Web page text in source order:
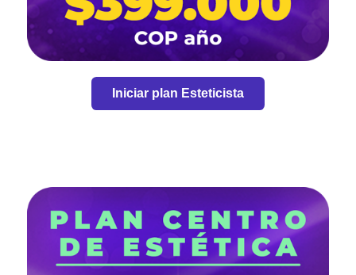
Iniciar plan Esteticista